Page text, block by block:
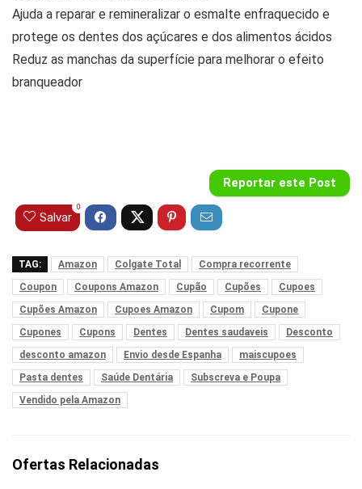
Ajuda a reparar e remineralizar o esmalte enfraquecido e
protege os dentes dos açúcares e dos alimentos ácidos
Reduz as manchas da superfície para melhorar o efeito
branqueador
Reportar este Post
Salvar
0
TAG: Amazon Colgate Total
Compra recorrente
Coupon
Coupons Amazon Cupão Cupões
Cupoes
Cupões Amazon
Cupoes Amazon Cupom
Cupone
Cupones
Cupons Dentes Dentes saudaveis
Desconto
desconto amazon
Envio desde Espanha
maiscupoes
Pasta dentes
Saúde Dentária
Subscreva e Poupa
Vendido pela Amazon
Ofertas Relacionadas